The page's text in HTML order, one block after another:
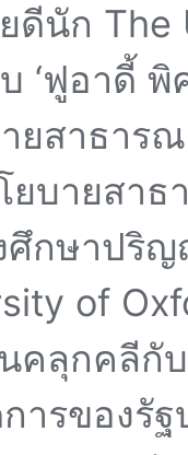
ดีนัก
‘ฟูอาดี้
ยสาธาร
บายสาธ
ศึกษาปริ
of
คลุกคลีกั
ารของรั